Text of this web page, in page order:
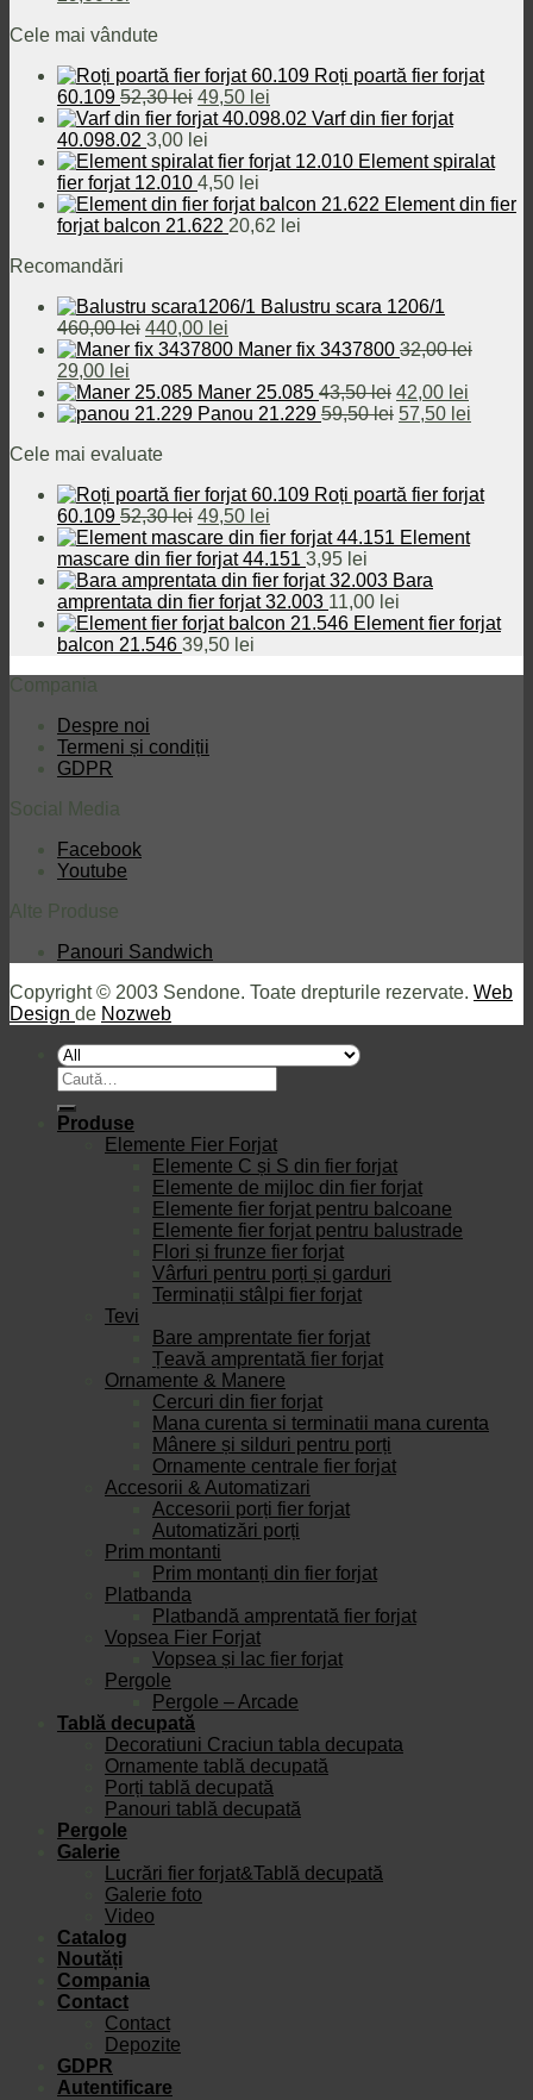
460,00 lei.
a
32,00 lei.
este:
Cele mai vândute
Roți poartă fier forjat
60.109 52,30lei Prețul
inițial
a
fost:
52,30 lei.
49,50 lei
curent
49,50 lei.
Varf din fier forjat
40.098.02 3,00 lei
Element spiralat
fier forjat 12.010 4,50 lei
Element din fier
forjat balcon 21.622 20,62 lei
Recomandări
Balustru scara 1206/1
460,00lei Prețul
inițial
fost:
460,00 lei.
440,00 lei
curent
440,00 lei.
Maner fix 3437800 32,00lei
Prețul
inițial
a
32,00 lei.
29,00 lei
curent
este:
Maner 25.085 43,50lei Prețul
inițial
42,00 lei
curent
Panou 21.229 59,50lei Prețul
59,50 lei.
57,50 lei
Cele mai evaluate
Roți poartă fier forjat
60.109 52,30lei Prețul
inițial
a
fost:
52,30 lei.
49,50 lei
curent
este:
49,50 lei.
Element
mascare din fier forjat 44.151 3,95 lei
Bara
amprentata din fier forjat 32.003 11,00 lei
Element fier forjat
balcon 21.546 39,50 lei
Compania
Despre noi
Termeni și condiții
GDPR
Social Media
Facebook
Youtube
Alte Produse
Panouri Sandwich
Copyright © 2003 Sendone. Toate drepturile rezervate. Web
Design de Nozweb
Caută
după:
Produse
Elemente Fier Forjat
Elemente C și S din fier forjat
Elemente de mijloc din fier forjat
Elemente fier forjat pentru balcoane
Elemente fier forjat pentru balustrade
Flori și frunze fier forjat
Vârfuri pentru porți și garduri
Terminații stâlpi fier forjat
Tevi
Bare amprentate fier forjat
Țeavă amprentată fier forjat
Ornamente & Manere
Cercuri din fier forjat
Mana curenta si terminatii mana curenta
Mânere și silduri pentru porți
Ornamente centrale fier forjat
Accesorii & Automatizari
Accesorii porți fier forjat
Automatizări porți
Prim montanti
Prim montanți din fier forjat
Platbanda
Platbandă amprentată fier forjat
Vopsea Fier Forjat
Vopsea și lac fier forjat
Pergole
Pergole – Arcade
Tablă decupată
Decoratiuni Craciun tabla decupata
Ornamente tablă decupată
Porți tablă decupată
Panouri tablă decupată
Pergole
Galerie
Lucrări fier forjat&Tablă decupată
Galerie foto
Video
Catalog
Noutăți
Compania
Contact
Contact
Depozite
GDPR
Autentificare